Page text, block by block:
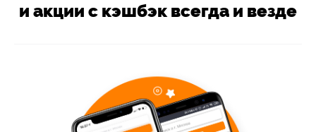
и акции с кэшбэк всегда и везде